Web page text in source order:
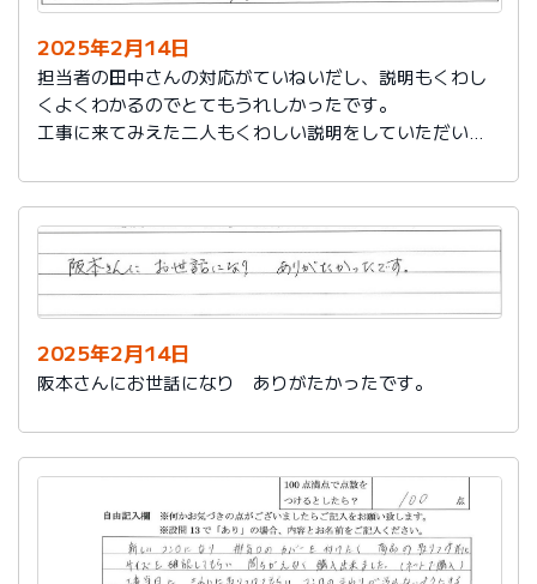
2025年2月14日
担当者の田中さんの対応がていねいだし、説明もくわし
くよくわかるのでとてもうれしかったです。
工事に来てみえた二人もくわしい説明をしていただいた
今後ともいろいろお世話になりますが、よろしくお願い
します。
2025年2月14日
阪本さんにお世話になり ありがたかったです。